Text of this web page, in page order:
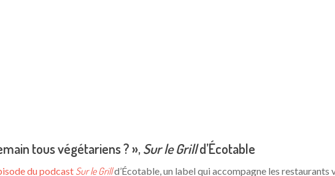
tous végétariens ? »,Sur le Grilld’Écotable
du podcast Sur le Grilld’Écotable, un label qui accompagne les restaurants